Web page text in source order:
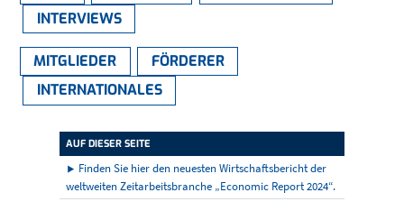
INTERVIEWS
MITGLIEDER
FÖRDERER
INTERNATIONALES
AUF DIESER SEITE
Finden Sie hier den neuesten Wirtschaftsbericht der
weltweiten Zeitarbeitsbranche „Economic Report 2024“.